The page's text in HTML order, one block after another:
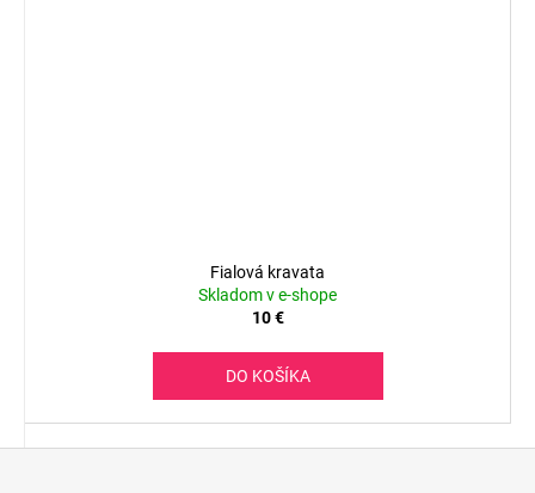
Fialová kravata
Skladom v e-shope
10 €
DO KOŠÍKA